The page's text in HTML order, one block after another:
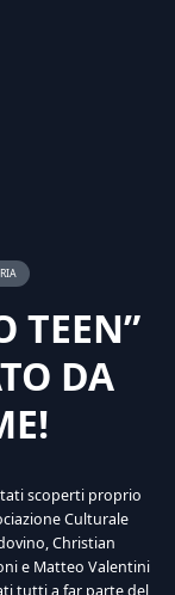
TEEN”
DA
scoperti proprio
Culturale
Christian
e Matteo Valentini